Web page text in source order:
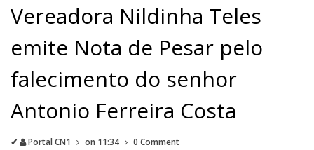
Vereadora Nildinha Teles
emite Nota de Pesar pelo
falecimento do senhor
Antonio Ferreira Costa
✔ Portal CN1 on 11:34 0 Comment